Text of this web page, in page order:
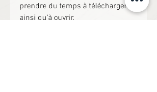
prendre du temps à télécharger
ainsi qu'à ouvrir.